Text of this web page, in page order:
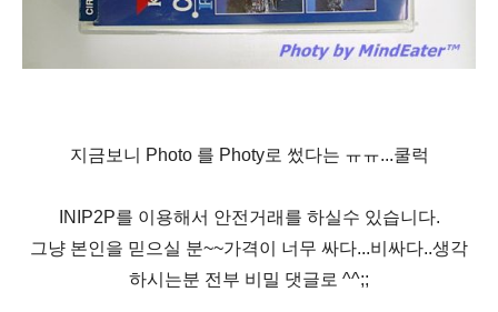
지금보니 Photo 를 Photy로 썼다는 ㅠㅠ...쿨럭
INIP2P를 이용해서 안전거래를 하실수 있습니다.
그냥 본인을 믿으실 분~~가격이 너무 싸다...비싸다..생각
하시는분 전부 비밀 댓글로 ^^;;